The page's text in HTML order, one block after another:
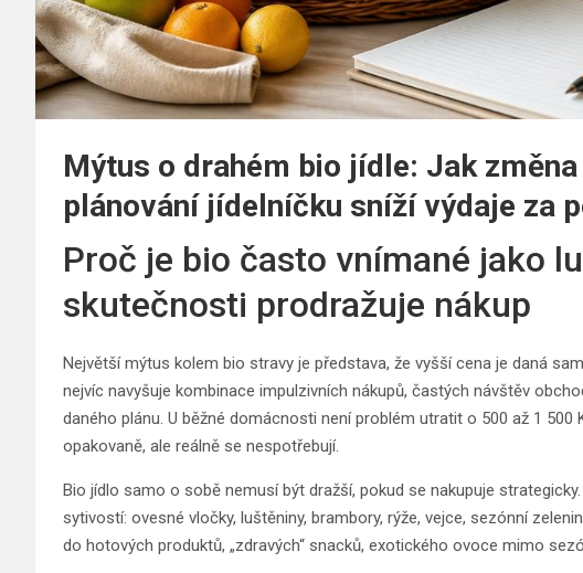
Mýtus o drahém bio jídle: Jak
plánování jídelníčku sníží výdaje za
Proč je bio často vnímané jako
skutečnosti prodražuje nákup
Největší mýtus kolem bio stravy je představa, že vyšší cena je daná
nejvíc navyšuje kombinace impulzivních nákupů, častých návštěv
daného plánu. U běžné domácnosti není problém utratit o 500 až 1
opakovaně, ale reálně se nespotřebují.
Bio jídlo samo o sobě nemusí být dražší, pokud se nakupuje
sytivostí: ovesné vločky, luštěniny, brambory, rýže, vejce, sezónní
do hotových produktů, „zdravých“ snacků, exotického ovoce mimo